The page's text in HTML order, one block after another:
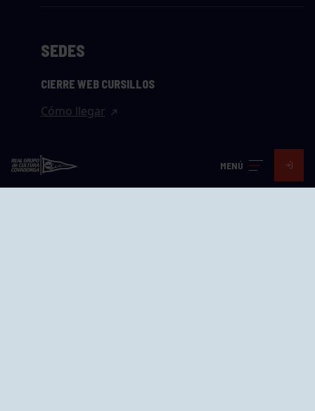
MENÚ
SEDES
CIERRE WEB CURSILLOS
Cómo llegar
Avd. Jesús Revuelta, 2 33204
Gijón - Asturias